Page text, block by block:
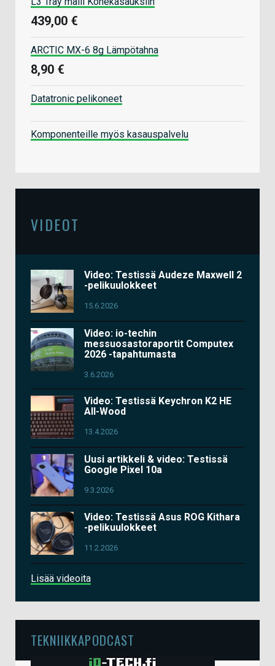
439,00 €
ARCTIC MX-6 8g Lämpötahna
8,90 €
Datatronic pelikoneet
Komponenteille myös kasauspalvelu
VIDEOT
Video: Testissä Audeze Maxwell 2
-pelikuulokkeet
15.6.2026
Video: io-techin
messuosastoraportit Computex
2026 -tapahtumasta
3.6.2026
Video: Testissä Keychron K2 HE
All-Wood
13.4.2026
Uusi artikkeli & video: Testissä
Google Pixel 10a
9.3.2026
Video: Testissä Asus ROG Kithara
-pelikuulokkeet
11.2.2026
Lisää videoita
TEKNIIKKAPODCAST